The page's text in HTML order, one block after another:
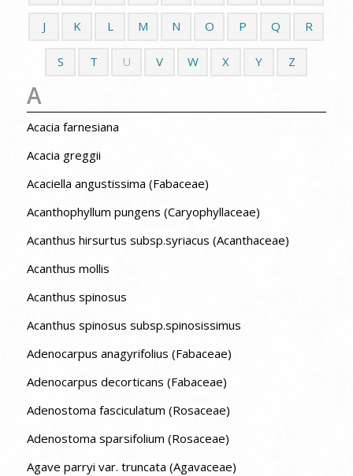
J K L M N O P Q R
S T U V W X Y Z
A
Acacia farnesiana
Acacia greggii
Acaciella angustissima (Fabaceae)
Acanthophyllum pungens (Caryophyllaceae)
Acanthus hirsurtus subsp.syriacus (Acanthaceae)
Acanthus mollis
Acanthus spinosus
Acanthus spinosus subsp.spinosissimus
Adenocarpus anagyrifolius (Fabaceae)
Adenocarpus decorticans (Fabaceae)
Adenostoma fasciculatum (Rosaceae)
Adenostoma sparsifolium (Rosaceae)
Agave parryi var. truncata (Agavaceae)